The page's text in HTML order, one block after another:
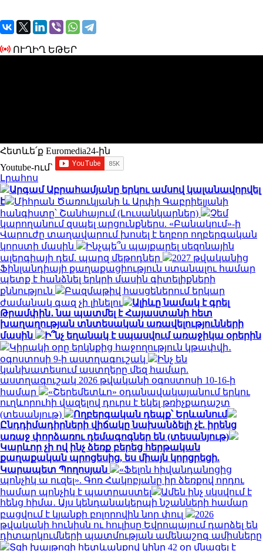
ՈՒՂԻՂ ԵԹԵՐ
Հետևե՛ք Euromedia24-ին
Youtube-ում`
Լրահոս
Արգամ Աբրահամյանը երկու ամսով կալանավորվել
է
Միհրան Ծառուկյանի և Արփի Գաբրիելյանի
հանգիստը՝ Շանհայում (Լուսանկարներ)
Չեմ
կարողանում զսպել արցունքներս. «Բանակում»-ի
Վարուժը տաղավարում խոսել է եղբոր ողբերգական
կորստի մասին
Ինչպե՞ս պայքարել սեզոնային
ալերգիայի դեմ. պարզ մեթոդներ
2027 թվականից
Ֆինլանդիայի քաղաքացիություն ստանալու համար
պետք է հանձնել երկրի մասին գիտելիքների
քննություն
Բազմաթիվ հասցեներում երկար
ժամանակ գազ չի լինելու
Ալիևը նամակ է գրել
Թրամփին․ նա պատմել է Հայաստանի հետ
խաղաղության տնտեսական առավելությունների
մասին
Ի՞նչ եղանակ է սպասվում առաջիկա օրերին
Կիրակի օրը երկնքից հաջողություն կթափվի․
օգոստոսի 9-ի աստղագուշակ
Ինչ են
կանխատեսում աստղերը մեզ համար.
աստղագուշակ 2026 թվականի օգոստոսի 10-16-ի
համար
«Շերեմետևո» օդանավակայանում երկու
ուղևորուհի վազելով դուրս է եկել թռիչքադաշտ
(տեսանյութ)
Ողբերգական դեպք՝ Երևանում
Ընդդիմադիրների վիճակը նախանձելի չէ. իրենց
առաջ փորձառու դեմագոգներ են (տեսանյութ)
Կարևոր չի ով ինչ ձեռք բերեց հերթական
քաղաքական պրոցեսից, ես միայն կորցրեցի.
Կարապետ Պողոսյան
«Ֆելոն հիվանդանոցից
պոնչիկ ա ուզել». Գոռ Հակոբյանը իր ձեռքով որդու
համար պոնչիկ է պատրաստել
Ամեն ինչ սկսվում է
հենց հիմա․ Այս կենդանակերպի նշանների համար
բացվում է կյանքի բոլորովին նոր փուլ
2026
թվականի հունիսն ու հուլիսը Եվրոպայում դարձել են
դիտարկումների պատմության ամենաշոգ ամիսները
Տզի խայթոցի հետևանքով կինը 42 օր մնացել է